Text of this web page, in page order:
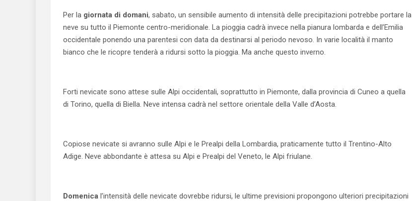
Per la giornata di domani, sabato, un sensibile aumento di intensità delle precipitazioni potrebbe portare la
neve su tutto il Piemonte centro-meridionale. La pioggia cadrà invece nella pianura lombarda e dell’Emilia
occidentale ponendo una parentesi con data da destinarsi al periodo nevoso. In varie località il manto
bianco che le ricopre tenderà a ridursi sotto la pioggia. Ma anche questo inverno.
Forti nevicate sono attese sulle Alpi occidentali, soprattutto in Piemonte, dalla provincia di Cuneo a quella
di Torino, quella di Biella. Neve intensa cadrà nel settore orientale della Valle d’Aosta.
Copiose nevicate si avranno sulle Alpi e le Prealpi della Lombardia, praticamente tutto il Trentino-Alto
Adige. Neve abbondante è attesa su Alpi e Prealpi del Veneto, le Alpi friulane.
Domenica l’intensità delle nevicate dovrebbe ridursi, le ultime previsioni propongono ulteriori precipitazioni